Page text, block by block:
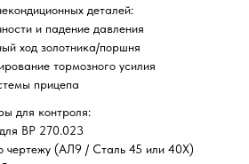
деталей:
и падение давления
ход золотника/поршня
тормозного усилия
прицепа
для контроля:
ВР 270.023
чертежу (АЛ9 / Сталь 45 или 40Х)